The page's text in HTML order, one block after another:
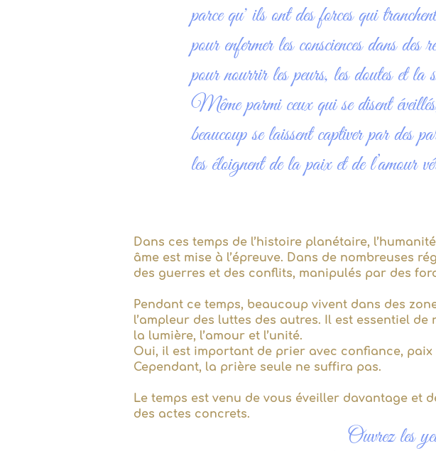
parce qu' ils ont des forces qui
pour enfermer les consciences dans des
pour nourrir les peurs, les doutes et la
Même parmi ceux qui se disent
beaucoup se laissent captiver par des
les éloignent de la paix et de l’amour
Dans ces temps de l’histoire planétaire,
âme est mise à l’épreuve. Dans de nombreuses
des guerres et des conflits, manipulés par des
Pendant ce temps, beaucoup vivent dans des
l’ampleur des luttes des autres. Il est essentiel
la lumière, l’amour et l’unité.
Oui, il est important de prier avec confiance, paix
Cependant, la prière seule ne suffira pas.
Le temps est venu de vous éveiller davantage et
des actes concrets.
Ouvrez les